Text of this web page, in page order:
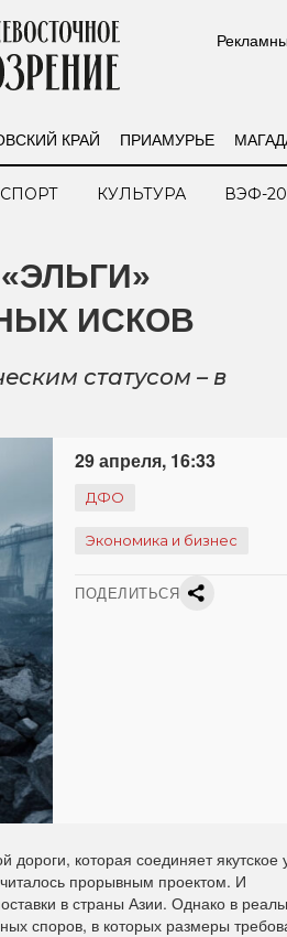
КРАЙ ПРИАМУРЬЕ
СПОРТ КУЛЬТУРА ВЭФ-
ИСКОВ
статусом – в
29 апреля, 16:33
ДФО
Экономика и бизнес
ПОДЕЛИТЬСЯ
дороги, которая соединяет якутское
прорывным проектом. И
в страны Азии. Однако в
споров, в которых размеры